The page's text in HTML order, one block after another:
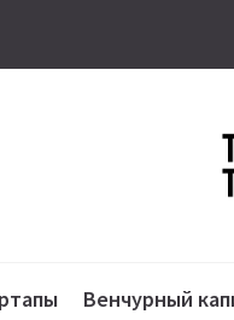
Венчурный